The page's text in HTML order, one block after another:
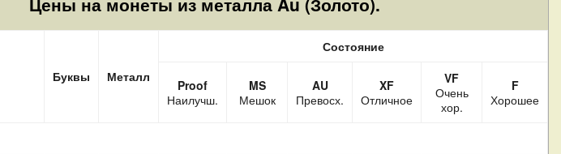
Буквы Металл
Состояние
Proof
Наилучш.
MS
Мешок
AU
Превосх.
XF
Отличное
VF
Очень
хор.
F
Хорошее